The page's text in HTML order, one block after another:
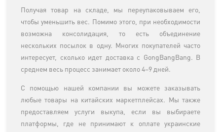
Получая товар на складе, мы переупаковываем его,
чтобы уменьшить вес. Помимо этого, при необходимости
возможна консолидация, то есть объединение
нескольких посылок в одну. Многих покупателей часто
интересует, сколько идет доставка с GongBangBang. В
среднем весь процесс занимает около 4–9 дней.
С помощью нашей компании вы можете заказывать
любые товары на китайских маркетплейсах. Мы также
предоставляем услуги выкупа, если вы выбираете
платформы, где не принимают к оплате украинские